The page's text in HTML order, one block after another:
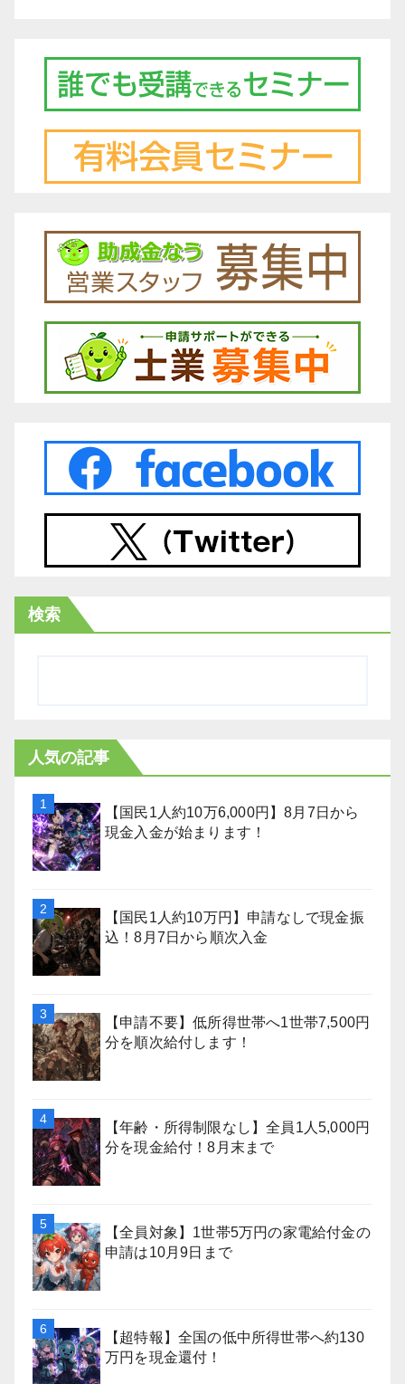
検索
人気の記事
【国民1人約10万6,000円】8月7日から
現金入金が始まります！
【国民1人約10万円】申請なしで現金振
込！8月7日から順次入金
【申請不要】低所得世帯へ1世帯7,500円
分を順次給付します！
【年齢・所得制限なし】全員1人5,000円
分を現金給付！8月末まで
【全員対象】1世帯5万円の家電給付金の
申請は10月9日まで
【超特報】全国の低中所得世帯へ約130
万円を現金還付！